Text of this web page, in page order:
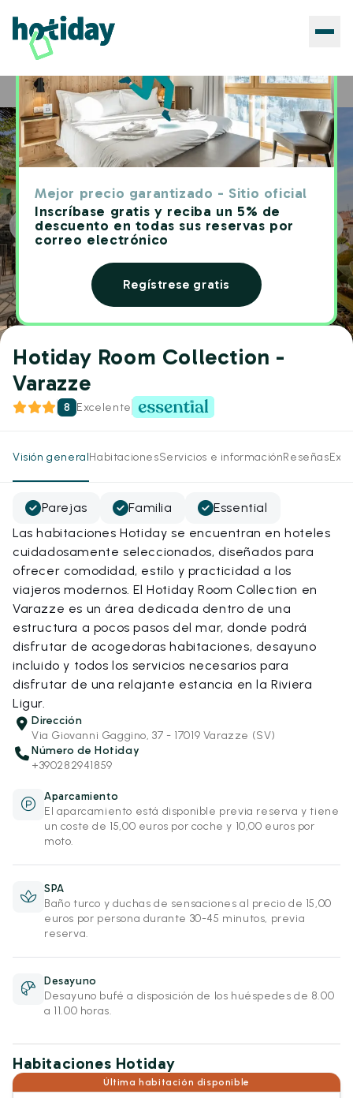
Mejor precio garantizado - Sitio oficial
Inscríbase gratis y reciba un 5% de
descuento en todas sus reservas por
correo electrónico
Regístrese gratis
Home Hoteles Hotiday Room Collection - Varazze
Hotiday Room Collection -
Varazze
8 Excelente
Visión generalHabitacionesServicios e informaciónReseñas
Parejas Familia
Essential
Las habitaciones Hotiday se encuentran en hoteles
cuidadosamente seleccionados, diseñados para
ofrecer comodidad, estilo y practicidad a los
viajeros modernos. El Hotiday Room Collection en
Varazze es un área dedicada dentro de una
estructura a pocos pasos del mar, donde podrá
disfrutar de acogedoras habitaciones, desayuno
incluido y todos los servicios necesarios para
disfrutar de una relajante estancia en la Riviera
Ligur.
Dirección
Via Giovanni Gaggino, 37 - 17019 Varazze (SV)
Número de Hotiday
+390282941859
Aparcamiento
El aparcamiento está disponible previa reserva y tiene
un coste de 15,00 euros por coche y 10,00 euros por
moto.
SPA
Baño turco y duchas de sensaciones al precio de 15,00
euros por persona durante 30-45 minutos, previa
reserva.
Desayuno
Desayuno bufé a disposición de los huéspedes de 8.00
a 11.00 horas.
Habitaciones Hotiday
Última habitación disponible